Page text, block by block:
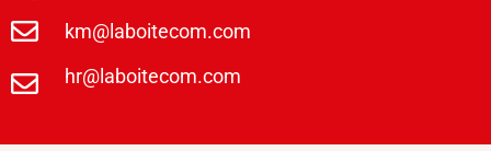
km@laboitecom.com
hr@laboitecom.com